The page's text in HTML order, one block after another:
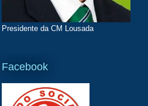
Presidente da CM Lousada
Facebook